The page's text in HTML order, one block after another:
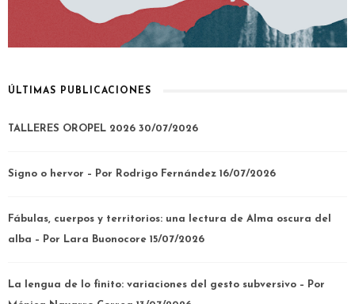
ÚLTIMAS PUBLICACIONES
TALLERES OROPEL 2026 30/07/2026
Signo o hervor – Por Rodrigo Fernández 16/07/2026
Fábulas, cuerpos y territorios: una lectura de Alma oscura del
alba – Por Lara Buonocore 15/07/2026
La lengua de lo finito: variaciones del gesto subversivo – Por